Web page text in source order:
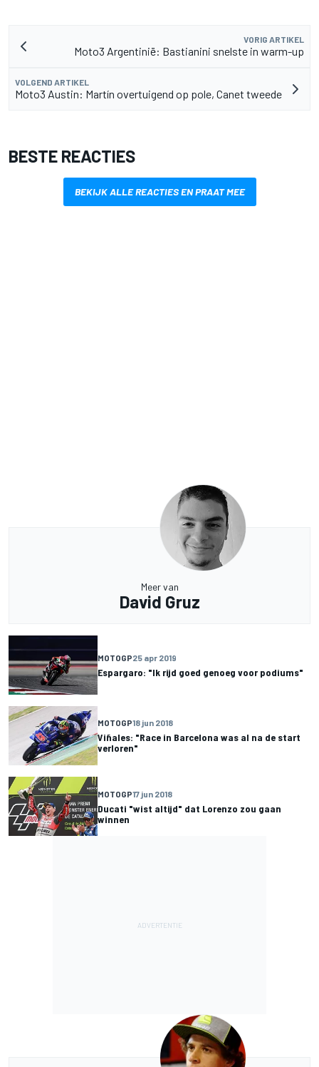
VORIG ARTIKEL
Moto3 Argentinië: Bastianini snelste in warm-up
VOLGEND ARTIKEL
Moto3 Austin: Martín overtuigend op pole, Canet tweede
BESTE REACTIES
BEKIJK ALLE REACTIES EN PRAAT MEE
Meer van
David Gruz
MOTOGP25 apr 2019
Espargaro: "Ik rijd goed genoeg voor podiums"
MOTOGP18 jun 2018
Viñales: "Race in Barcelona was al na de start
verloren"
MOTOGP17 jun 2018
Ducati "wist altijd" dat Lorenzo zou gaan
winnen